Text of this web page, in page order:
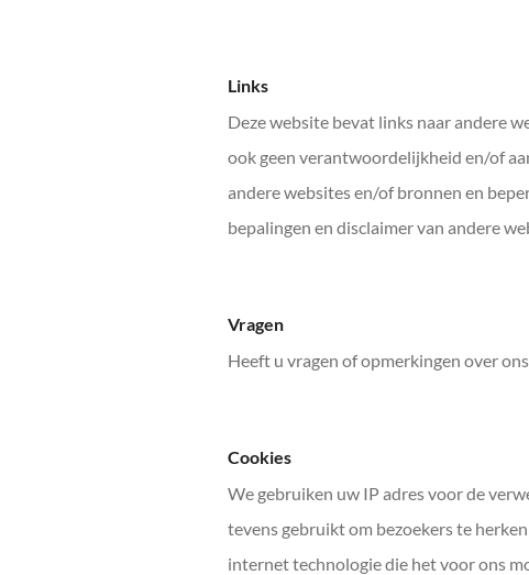
Links
Deze website bevat links naar andere
ook geen verantwoordelijkheid en/of
andere websites en/of bronnen en
bepalingen en disclaimer van andere
Vragen
Heeft u vragen of opmerkingen over
Cookies
We gebruiken uw IP adres voor de
tevens gebruikt om bezoekers te
internet technologie die het voor ons